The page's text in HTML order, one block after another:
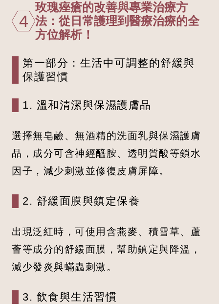
4
玫瑰痤瘡的改善與專業治療方
法：從日常護理到醫療治療的全
方位解析！
第一部分：生活中可調整的舒緩與
保護習慣
1. 溫和清潔與保濕護膚品
選擇無皂鹼、無酒精的洗面乳與保濕護膚
品，成分可含神經醯胺、透明質酸等鎖水
因子，減少刺激並修復皮膚屏障。
2. 舒緩面膜與鎮定保養
出現泛紅時，可使用含燕麥、積雪草、蘆
薈等成分的舒緩面膜，幫助鎮定與降溫，
減少發炎與蟎蟲刺激。
3. 飲食與生活習慣